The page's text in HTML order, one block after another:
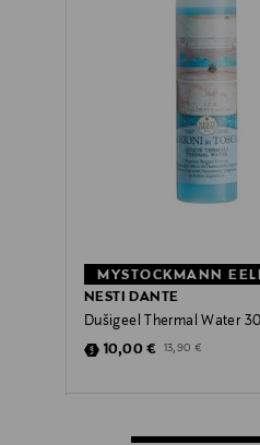
NESTI DANTE
Dušigeel Thermal Water
Discounted Price
10,00 € Original Price
13,90 €